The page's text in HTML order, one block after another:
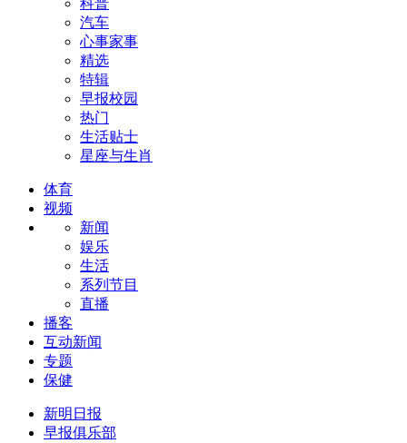
科普
汽车
心事家事
精选
特辑
早报校园
热门
生活贴士
星座与生肖
体育
视频
新闻
娱乐
生活
系列节目
直播
播客
互动新闻
专题
保健
新明日报
早报俱乐部